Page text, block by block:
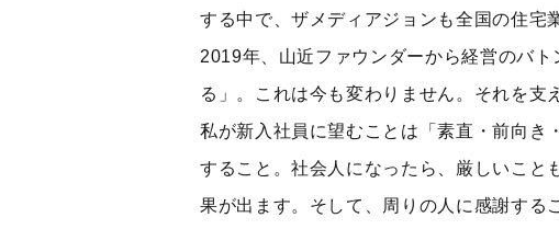
する中で、ザメディアジョンも全国の住宅
2019年、山近ファウンダーから経営のバ
る」。これは今も変わりません。それを支
私が新入社員に望むことは「素直・前向き
すること。社会人になったら、厳しいこと
果が出ます。そして、周りの人に感謝する